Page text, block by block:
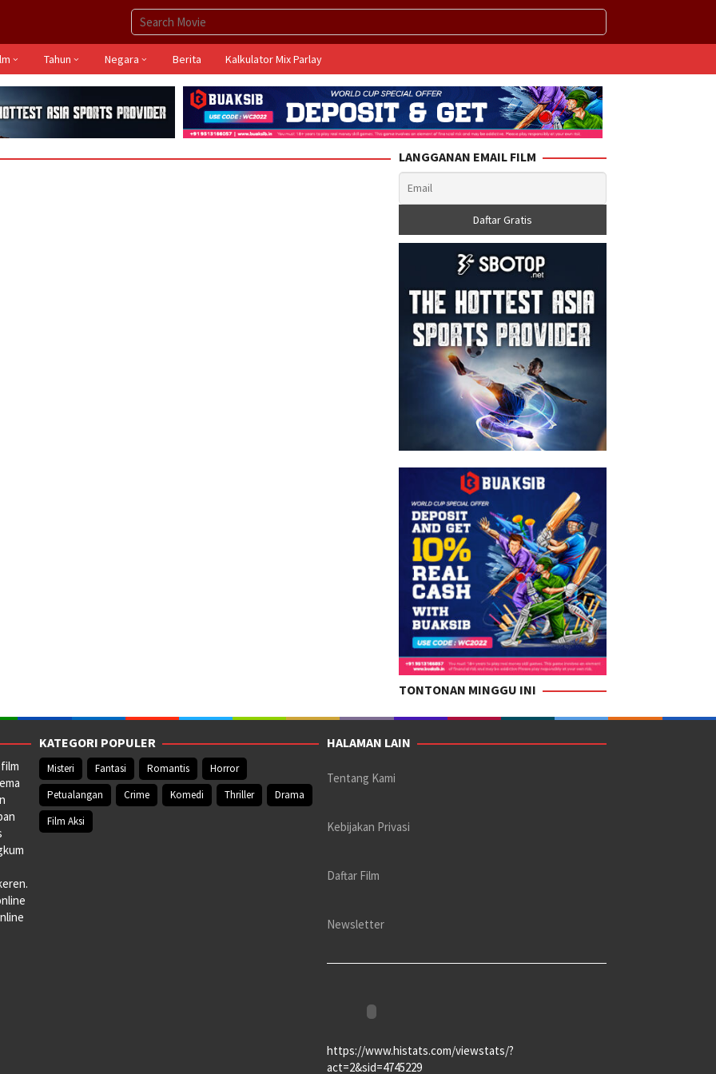
Tahun Negara Berita Kalkulator Mix Parlay
LANGGANAN EMAIL FILM
TONTONAN MINGGU INI
KATEGORI POPULER
Misteri Fantasi Romantis
Horror
Petualangan
Crime Komedi Thriller
Drama
Film Aksi
HALAMAN LAIN
Tentang Kami
Kebijakan Privasi
Daftar Film
Newsletter
https://www.histats.com/viewstats/?
act=2&sid=4745229